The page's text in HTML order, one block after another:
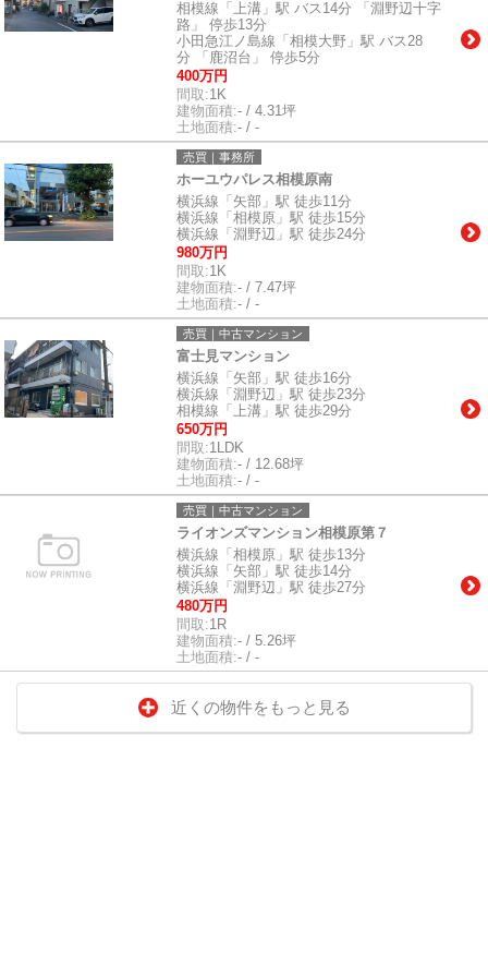
相模線「上溝」駅 バス14分 「淵野辺十字
路」 停歩13分
小田急江ノ島線「相模大野」駅 バス28
分 「鹿沼台」 停歩5分
400万円
間取:1K
建物面積:- / 4.31坪
土地面積:- / -
売買｜事務所
ホーユウパレス相模原南
横浜線「矢部」駅 徒歩11分
横浜線「相模原」駅 徒歩15分
横浜線「淵野辺」駅 徒歩24分
980万円
間取:1K
建物面積:- / 7.47坪
土地面積:- / -
売買｜中古マンション
富士見マンション
横浜線「矢部」駅 徒歩16分
横浜線「淵野辺」駅 徒歩23分
相模線「上溝」駅 徒歩29分
650万円
間取:1LDK
建物面積:- / 12.68坪
土地面積:- / -
売買｜中古マンション
ライオンズマンション相模原第７
横浜線「相模原」駅 徒歩13分
横浜線「矢部」駅 徒歩14分
横浜線「淵野辺」駅 徒歩27分
480万円
間取:1R
建物面積:- / 5.26坪
土地面積:- / -
近くの物件をもっと見る